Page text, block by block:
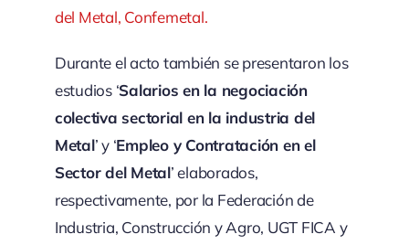
del Metal, Confemetal.
Durante el acto también se presentaron los
estudios ‘Salarios en la negociación
colectiva sectorial en la industria del
Metal’ y ‘Empleo y Contratación en el
Sector del Metal’ elaborados,
respectivamente, por la Federación de
Industria, Construcción y Agro, UGT FICA y